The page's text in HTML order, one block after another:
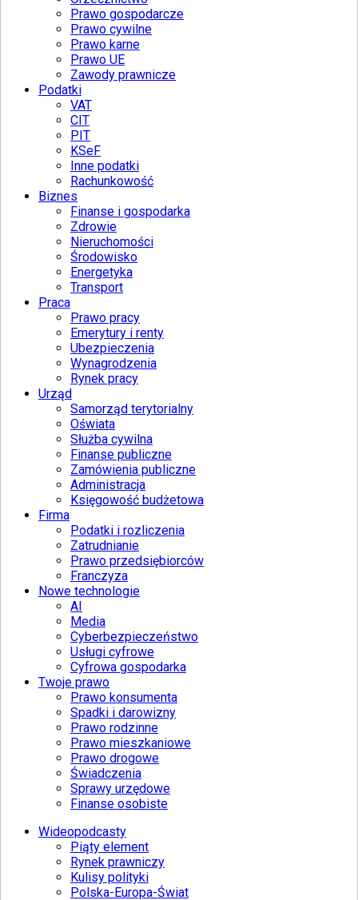
Prawo gospodarcze
Prawo cywilne
Prawo karne
Prawo UE
Zawody prawnicze
Podatki
VAT
CIT
PIT
KSeF
Inne podatki
Rachunkowość
Biznes
Finanse i gospodarka
Zdrowie
Nieruchomości
Środowisko
Energetyka
Transport
Praca
Prawo pracy
Emerytury i renty
Ubezpieczenia
Wynagrodzenia
Rynek pracy
Urząd
Samorząd terytorialny
Oświata
Służba cywilna
Finanse publiczne
Zamówienia publiczne
Administracja
Księgowość budżetowa
Firma
Podatki i rozliczenia
Zatrudnianie
Prawo przedsiębiorców
Franczyza
Nowe technologie
AI
Media
Cyberbezpieczeństwo
Usługi cyfrowe
Cyfrowa gospodarka
Twoje prawo
Prawo konsumenta
Spadki i darowizny
Prawo rodzinne
Prawo mieszkaniowe
Prawo drogowe
Świadczenia
Sprawy urzędowe
Finanse osobiste
Wideopodcasty
Piąty element
Rynek prawniczy
Kulisy polityki
Polska-Europa-Świat